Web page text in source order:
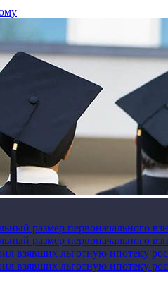
размер первоначального
размер первоначального
взявших льготную ипотеку
взявших льготную ипотеку